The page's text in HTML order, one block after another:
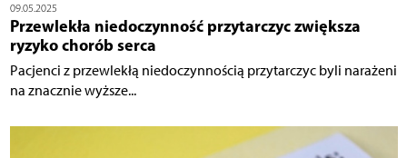
09.05.2025
Przewlekła niedoczynność przytarczyc zwiększa
ryzyko chorób serca
Pacjenci z przewlekłą niedoczynnością przytarczyc byli narażeni
na znacznie wyższe...